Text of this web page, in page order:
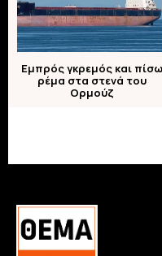
Εμπρός γκρεμός και πίσω
ρέμα στα στενά του
Ορμούζ